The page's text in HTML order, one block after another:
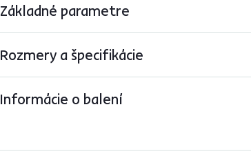
Základné parametre
Rozmery a špecifikácie
Informácie o balení